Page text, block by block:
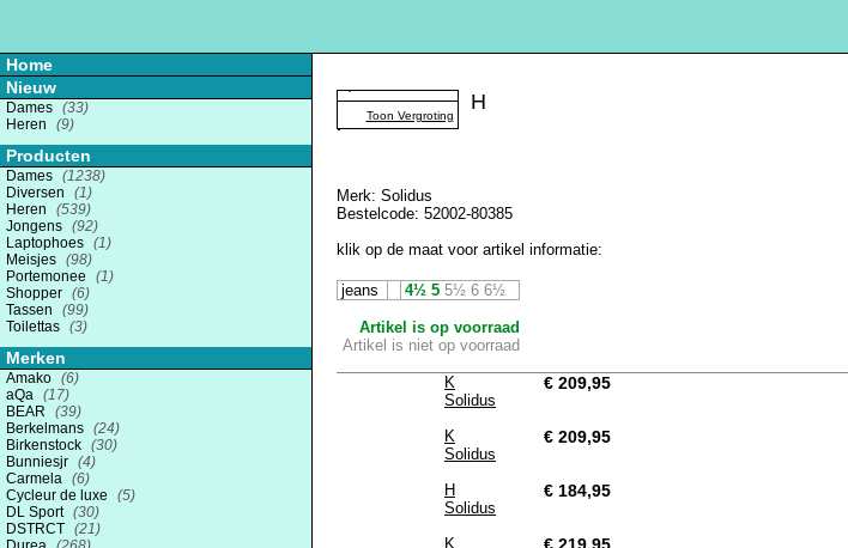
Home
Nieuw
Dames (33)
Heren
(9)
Producten
Dames (1238)
Diversen
(1)
Heren
(539)
Jongens (92)
Laptophoes (1)
Meisjes (98)
Portemonee
(1)
Shopper (6)
Tassen
(99)
Toilettas (3)
Merken
Amako (6)
aQa (17)
BEAR
(39)
Berkelmans (24)
Birkenstock (30)
Bunniesjr (4)
Carmela (6)
Cycleur de luxe
(5)
DL Sport (30)
DSTRCT (21)
Toon Vergroting
H
Merk: Solidus
Bestelcode: 52002-80385
klik op de maat voor artikel informatie:
jeans 4½ 5 5½ 6 6½
Artikel is op voorraad
Artikel is niet op voorraad
K
Solidus
€ 209,95
K
Solidus
€ 209,95
H
Solidus
€ 184,95
K